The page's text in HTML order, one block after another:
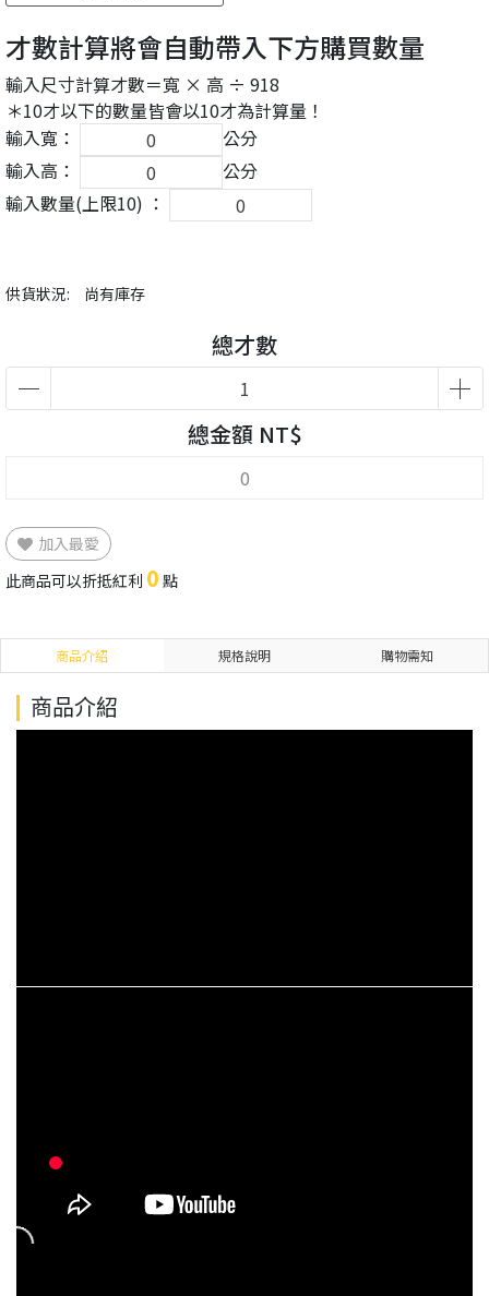
供貨狀況: 尚有庫存
+5mm
才數計算將會自動帶入下方購買數量
輸入尺寸計算才數＝寬 × 高 ÷ 918
＊10才以下的數量皆會以10才為計算量！
輸入寬：
公分
輸入高：
公分
輸入數量(上限10) ：
總才數
總金額 NT$
加入最愛
此商品可以折抵紅利 0 點
商品介紹 規格說明 購物需知
商品介紹